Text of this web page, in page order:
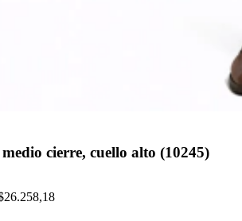
cierre, cuello alto (10245)